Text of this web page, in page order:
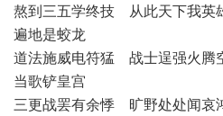
熬到三五学终技 从此天下我
遍地是蛟龙
道法施威电符猛 战士逞强火
当歌铲皇宫
三更战罢有余悸 旷野处处闻